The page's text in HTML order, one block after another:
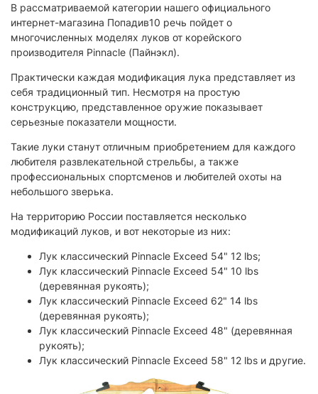
В рассматриваемой категории нашего официального
интернет-магазина Попадив10 речь пойдет о
многочисленных моделях луков от корейского
производителя Pinnacle (Пайнэкл).
Практически каждая модификация лука представляет из
себя традиционный тип. Несмотря на простую
конструкцию, представленное оружие показывает
серьезные показатели мощности.
Такие луки станут отличным приобретением для каждого
любителя развлекательной стрельбы, а также
профессиональных спортсменов и любителей охоты на
небольшого зверька.
На территорию России поставляется несколько
модификаций луков, и вот некоторые из них:
Лук классический Pinnacle Exceed 54" 12 lbs;
Лук классический Pinnacle Exceed 54" 10 lbs
(деревянная рукоять);
Лук классический Pinnacle Exceed 62" 14 lbs
(деревянная рукоять);
Лук классический Pinnacle Exceed 48" (деревянная
рукоять);
Лук классический Pinnacle Exceed 58" 12 lbs и другие.